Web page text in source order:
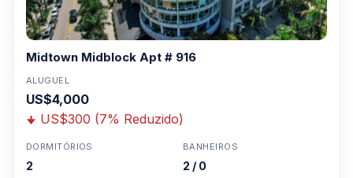
Midtown Midblock Apt # 916
ALUGUEL
US$4,000
US$300 (7% Reduzido)
DORMITÓRIOS
2
BANHEIROS
2 / 0